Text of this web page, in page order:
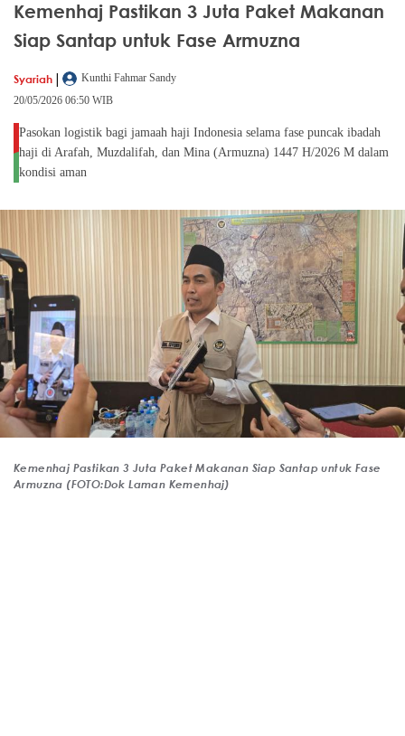
Kemenhaj Pastikan 3 Juta Paket Makanan
Siap Santap untuk Fase Armuzna
Syariah |
Kunthi Fahmar Sandy
20/05/2026 06:50 WIB
Pasokan logistik bagi jamaah haji Indonesia selama fase puncak ibadah
haji di Arafah, Muzdalifah, dan Mina (Armuzna) 1447 H/2026 M dalam
kondisi aman
Kemenhaj Pastikan 3 Juta Paket Makanan Siap Santap untuk Fase
Armuzna (FOTO:Dok Laman Kemenhaj)